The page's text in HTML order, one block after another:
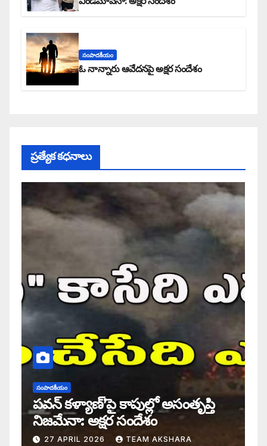
సంపాదకీయం
ఓ నాన్నారు ఆవేదనపై అక్షర సందేశం
ప్రత్యేక కధనాలు
సంపాదకీయం
పవన్ కళ్యాణ్’పై కాపుల్లో అసంతృప్తి
నిజమేనా: అక్షర సందేశం
27 APRIL 2026 TEAM AKSHARA